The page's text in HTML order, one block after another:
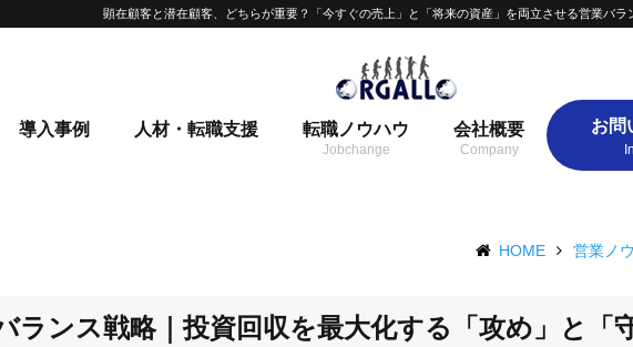
顕在顧客と潜在顧客、どちらが重要？「今すぐの売上」と「将来の資産」を両立させる営業バラ
導入事例 人材・転職支援 転職ノウハウ 会社概要 お問
HOME 営業ノ
ランス戦略｜投資回収を最大化する「攻め」と「